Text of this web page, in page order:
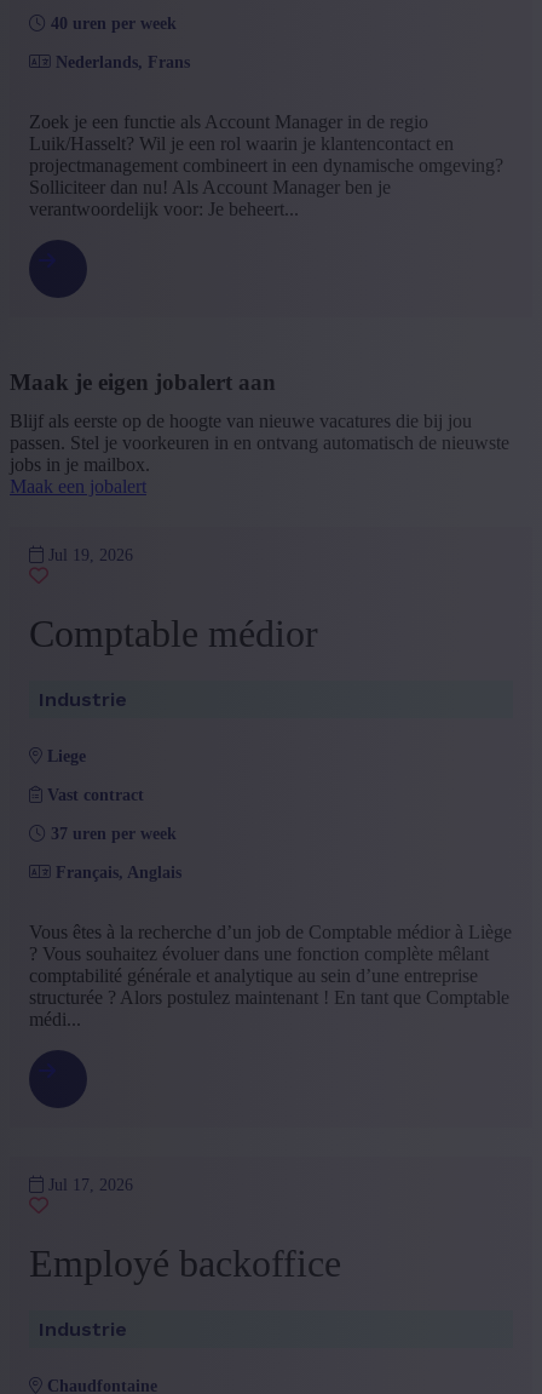
40 uren per week
Nederlands, Frans
Zoek je een functie als Account Manager in de regio
Luik/Hasselt? Wil je een rol waarin je klantencontact en
projectmanagement combineert in een dynamische omgeving?
Solliciteer dan nu! Als Account Manager ben je
verantwoordelijk voor: Je beheert...
Maak je eigen jobalert aan
Blijf als eerste op de hoogte van nieuwe vacatures die bij jou
passen. Stel je voorkeuren in en ontvang automatisch de nieuwste
jobs in je mailbox.
Maak een jobalert
Jul 19, 2026
Comptable médior
Industrie
liege
Vast contract
37 uren per week
Français, Anglais
Vous êtes à la recherche d’un job de Comptable médior à Liège
? Vous souhaitez évoluer dans une fonction complète mêlant
comptabilité générale et analytique au sein d’une entreprise
structurée ? Alors postulez maintenant ! En tant que Comptable
médi...
Jul 17, 2026
Employé backoffice
Industrie
chaudfontaine